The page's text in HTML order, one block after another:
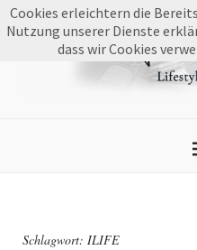
Schlagwort: ILIFE
Cookies erleichtern die
Nutzung unserer Dienste
dass wir Cookies